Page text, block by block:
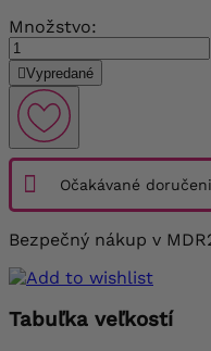
Množstvo:
Vypredané
Očakávané
Bezpečný nákup v
Tabuľka veľkostí